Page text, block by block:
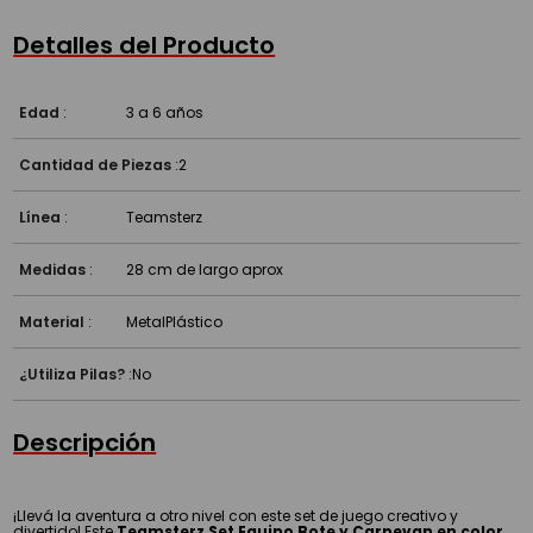
Detalles del Producto
Edad : 3 a 6 años
Cantidad de Piezas :2
Línea : Teamsterz
Medidas : 28 cm de largo aprox
Material : MetalPlástico
¿Utiliza Pilas? :No
Descripción
¡Llevá la aventura a otro nivel con este set de juego creativo y